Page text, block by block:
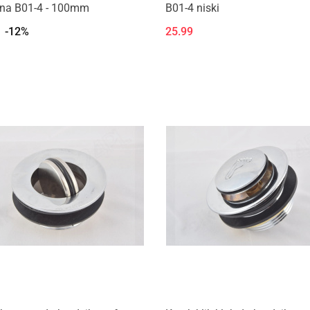
B01-4 - 100mm
-12%
B01-4 niski
25.99